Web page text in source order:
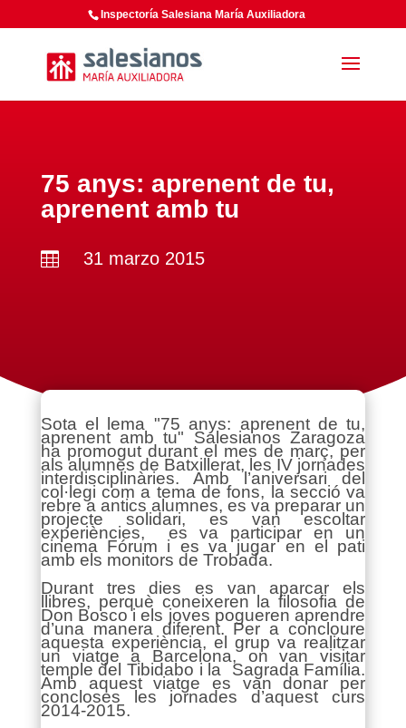
Inspectoría Salesiana María Auxiliadora
75 anys: aprenent de tu,
aprenent amb tu
 31 marzo 2015
Sota el lema "75 anys: aprenent de tu,
aprenent amb tu" Salesianos Zaragoza
ha promogut durant el mes de març, per
als alumnes de Batxillerat, les IV jornades
interdisciplinàries. Amb l’aniversari del
col·legi com a tema de fons, la secció va
rebre a antics alumnes, es va preparar un
projecte solidari, es van escoltar
experiències, es va participar en un
cinema Fórum i es va jugar en el pati
amb els monitors de Trobada.
Durant tres dies es van aparcar els
llibres, perquè coneixeren la filosofia de
Don Bosco i els joves pogueren aprendre
d’una manera diferent. Per a concloure
aquesta experiència, el grup va realitzar
un viatge a Barcelona, on van visitar
temple del Tibidabo i la Sagrada Família.
Amb aquest viatge es van donar per
concloses les jornades d’aquest curs
2014-2015.